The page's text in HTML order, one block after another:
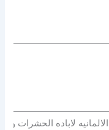
لاباده الحشرات و